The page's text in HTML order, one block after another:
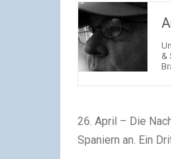
&
26. April – Die
Spaniern an. Ein